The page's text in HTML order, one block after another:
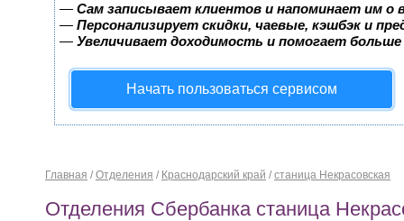
— Сам записывает клиентов и напоминает им о
— Персонализирует скидки, чаевые, кэшбэк и
— Увеличивает доходимость и помогает
Начать пользоваться сервисом
Главная / Отделения / Краснодарский край / станица Некрасовская
Отделения Сбербанка станица